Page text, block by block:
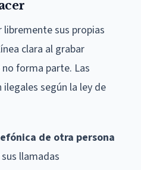
libremente sus propias
clara al grabar
forma parte. Las
según la ley de
de otra persona
llamadas